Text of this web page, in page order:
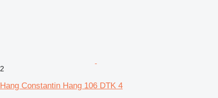
2
Hang Constantin Hang 106 DTK 4